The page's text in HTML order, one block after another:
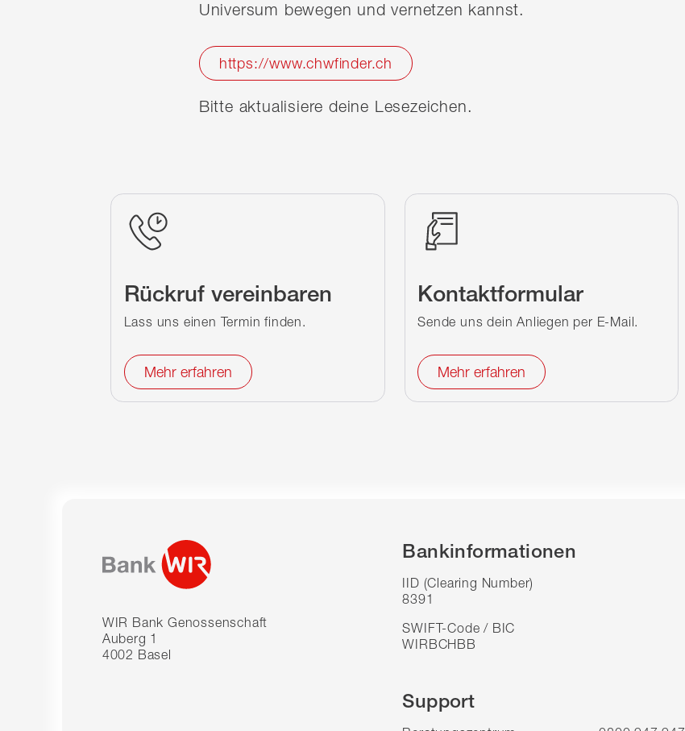
Universum bewegen und vernetzen kannst.
https://www.chwfinder.ch
Bitte aktualisiere deine Lesezeichen.
Rückruf vereinbaren
Lass uns einen Termin finden.
Mehr erfahren
Kontaktformular
Sende uns dein Anliegen per E-Mail.
Mehr erfahren
WIR Bank Genossenschaft
Auberg 1
4002 Basel
Bankinformationen
IID (Clearing Number)
8391
SWIFT-Code / BIC
WIRBCHBB
Support